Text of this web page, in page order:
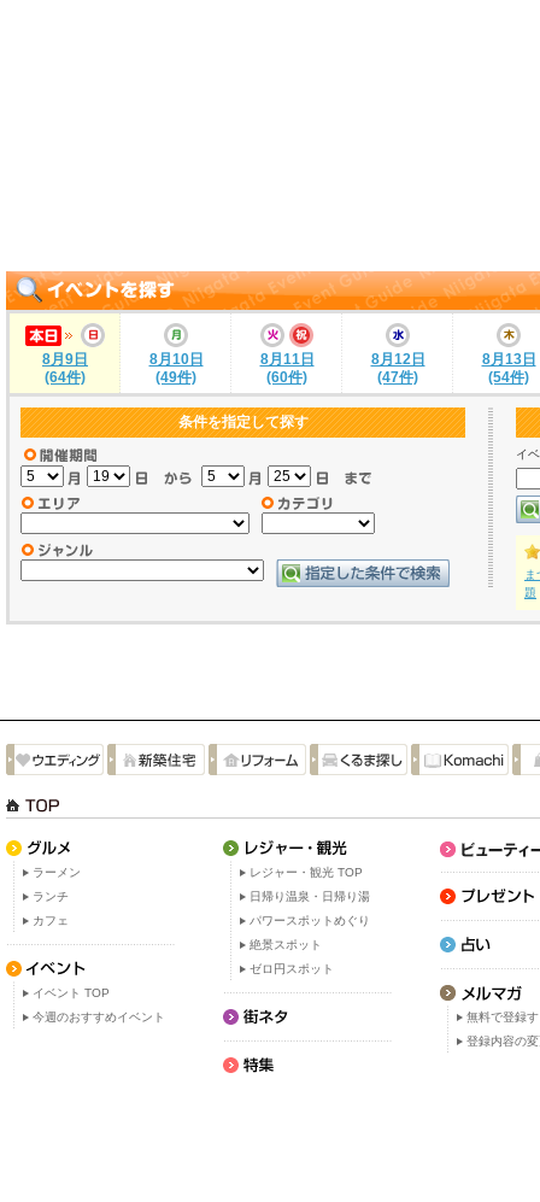
8月9日
(64件)
8月10日
(49件)
8月11日
(60件)
8月12日
(47件)
8月13日
(54件)
条件を指定して探す
イ
ま
題
ラーメン
ランチ
カフェ
イベント TOP
今週のおすすめイベント
レジャー・観光 TOP
日帰り温泉・日帰り湯
パワースポットめぐり
絶景スポット
ゼロ円スポット
無料で登録
登録内容の